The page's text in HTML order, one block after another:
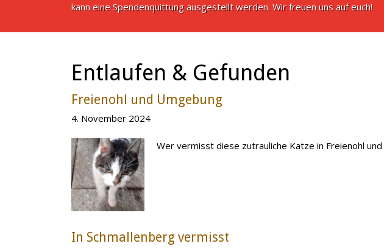
kann eine Spendenquittung ausgestellt werden. Wir freuen uns auf euch!
Entlaufen & Gefunden
Freienohl und Umgebung
4. November 2024
Wer vermisst diese zutrauliche Katze in Freienohl
In Schmallenberg vermisst